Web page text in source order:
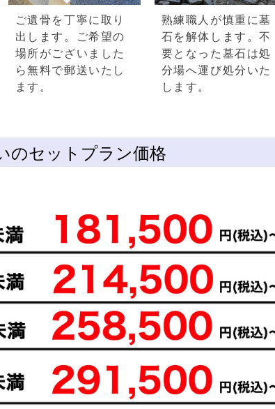
ご遺骨を丁寧に取り
出します。ご希望の
場所がございました
ら無料で郵送いたし
ます。
熟練職人が慎重に墓
石を解体します。不
要となった墓石は処
分場へ運び処分いた
します。
のセットプラン価格